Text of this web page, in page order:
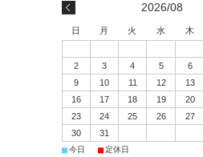
2026/08
日 月 火 水 木
2
3 4 5 6
9
10 11 12 13
16
17 18 19 20
23
24 25 26 27
30
31
■今日 ■定休日